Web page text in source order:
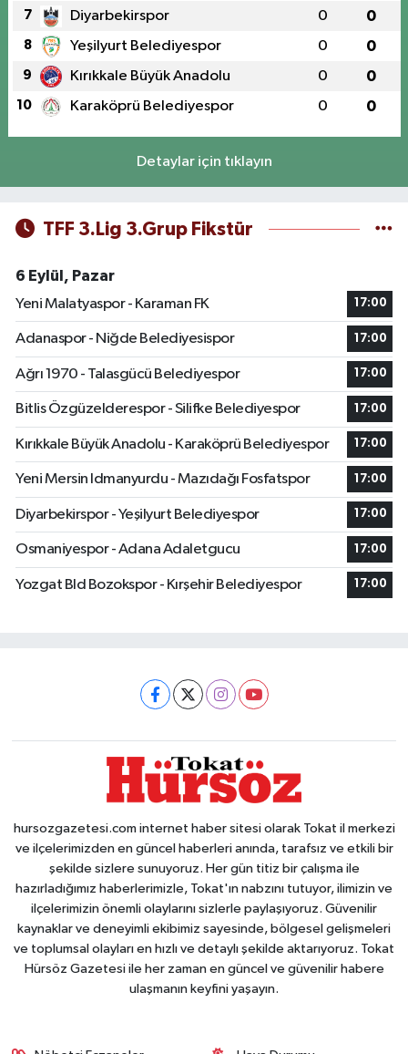
7 Diyarbekirspor 0 0
8 Yeşilyurt Belediyespor 0 0
9 Kırıkkale Büyük Anadolu 0 0
10 Karaköprü Belediyespor 0 0
Detaylar için tıklayın
TFF 3.Lig 3.Grup Fikstür
6 Eylül, Pazar
Yeni Malatyaspor - Karaman FK
17:00
Adanaspor - Niğde Belediyesispor 17:00
Ağrı 1970 - Talasgücü Belediyespor 17:00
Bitlis Özgüzelderespor - Silifke Belediyespor 17:00
Kırıkkale Büyük Anadolu - Karaköprü Belediyespor 17:00
Yeni Mersin Idmanyurdu - Mazıdağı Fosfatspor 17:00
Diyarbekirspor - Yeşilyurt Belediyespor 17:00
Osmaniyespor - Adana Adaletgucu 17:00
Yozgat Bld Bozokspor - Kırşehir Belediyespor 17:00
hursozgazetesi.com internet haber sitesi olarak Tokat il merkezi
ve ilçelerimizden en güncel haberleri anında, tarafsız ve etkili bir
şekilde sizlere sunuyoruz. Her gün titiz bir çalışma ile
hazırladığımız haberlerimizle, Tokat'ın nabzını tutuyor, ilimizin ve
ilçelerimizin önemli olaylarını sizlerle paylaşıyoruz. Güvenilir
kaynaklar ve deneyimli ekibimiz sayesinde, bölgesel gelişmeleri
ve toplumsal olayları en hızlı ve detaylı şekilde aktarıyoruz. Tokat
Hürsöz Gazetesi ile her zaman en güncel ve güvenilir habere
ulaşmanın keyfini yaşayın.